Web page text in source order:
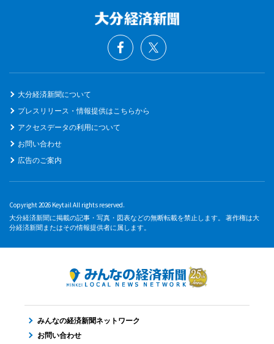
大分経済新聞について
プレスリリース・情報提供はこちらから
アクセスデータの利用について
お問い合わせ
広告のご案内
Copyright 2026 Keytail All rights reserved.
大分経済新聞に掲載の記事・写真・図表などの無断転載を禁止します。 著作権は大
分経済新聞またはその情報提供者に属します。
みんなの経済新聞ネットワーク
お問い合わせ